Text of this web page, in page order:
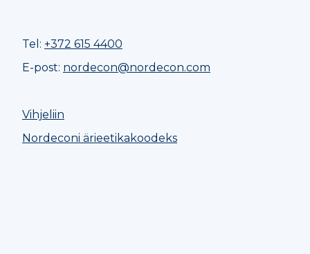
Tel: +372 615 4400
E-post: nordecon@nordecon.com
Vihjeliin
Nordeconi ärieetikakoodeks